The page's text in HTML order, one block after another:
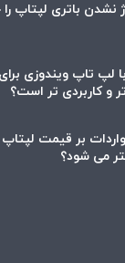
باتری لپتاپ را
تاپ ویندوزی برای
و کاربردی تر است؟
بر قیمت لپتاپ
می شود؟